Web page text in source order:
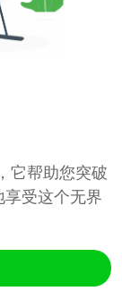
它帮助您突破
受这个无界